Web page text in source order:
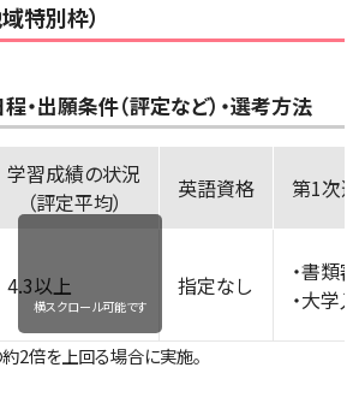
特別枠）
・出願条件（評定など）・選考方法
学習成績の状況
（評定平均）
英語資格 第
4.3以上 指定なし
・書類
・大学
横スクロール可能です
2倍を上回る場合に実施。